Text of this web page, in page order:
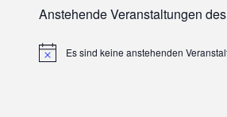
Beiträge
Anstehende Veranstaltungen
HinweisEs sind keine anstehenden